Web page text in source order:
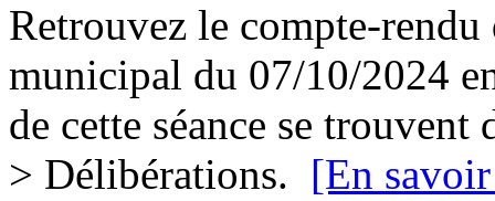
Retrouvez le compte-rendu
municipal du 07/10/2024
de cette séance se
> Délibérations. [En